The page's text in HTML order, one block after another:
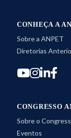
CONHEÇA A
Sobre a ANPET
Diretorias
CONGRESSO
Sobre o
Eventos